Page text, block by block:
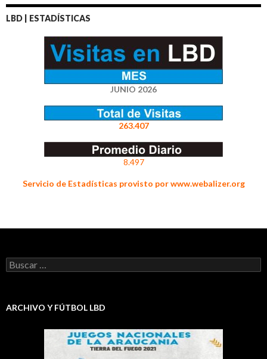
LBD | ESTADÍSTICAS
JUNIO 2026
263.407
8.497
Servicio de Estadísticas provisto por www.webalizer.org
Buscar:
ARCHIVO Y FÚTBOL LBD